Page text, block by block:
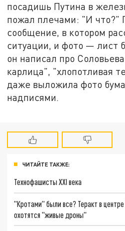
посадишь Путина в
пожал плечами: "И что?"
сообщение, в котором
ситуации, и фото — лист
он написал про
карлица", "хлопотливая
даже выложила фото
надписями.
ЧИТАЙТЕ ТАКЖЕ:
Технофашисты XXI века
"Кротами" были все? Теракт в
охотятся "живые дроны"